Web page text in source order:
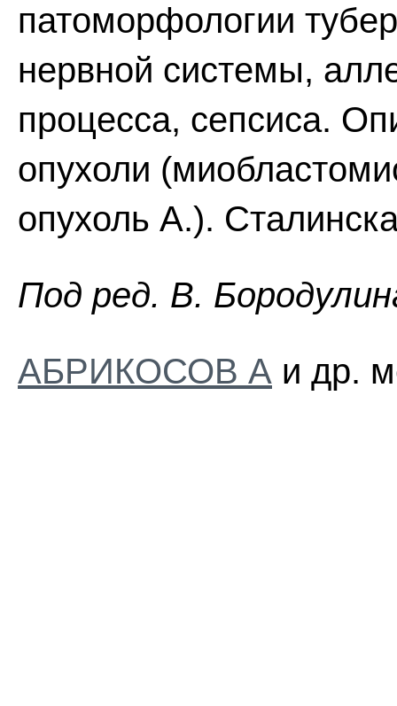
патоморфологии
нервной системы,
процесса, сепсиса.
опухоли
опухоль А.).
Пoд peд. B.
АБРИКОСОВ А и др.